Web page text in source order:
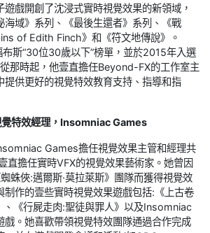
遊戲開創了沈浸式實時視覺效果的新領域，
海域》系列、《最後生還者》系列、《戰
of Edith Finch》和《符文地傳說》。
斯“30位30歲以下”榜單，並於2015年入選
那時起，他壹直擔任Beyond-FX的工作室主
提供更好的視覺特效教育支持、指導和指
特效經理，Insomniac Games
Games擔任視覺效果主管和經理共
直擔任實時VFX的視覺效果藝術家。她曾因
蛛俠:邁爾斯·莫拉萊斯》團隊而獲得視覺效
制作的壹些實時視覺效果遊戲包括:《上古卷
、《行屍走肉:聖徒與罪人》以及Insomniac
戲。她喜歡帶領視覺特效團隊通過合作完成